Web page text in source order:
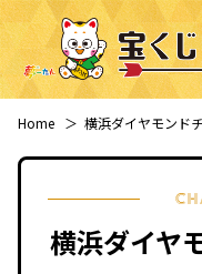
Home ＞ 横浜ダイヤモンド
横浜ダイヤ